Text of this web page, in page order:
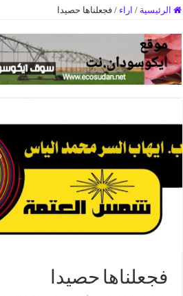
الرئيسية / اراء / فجعلناها حصيدا
فجعلناها حصيدا